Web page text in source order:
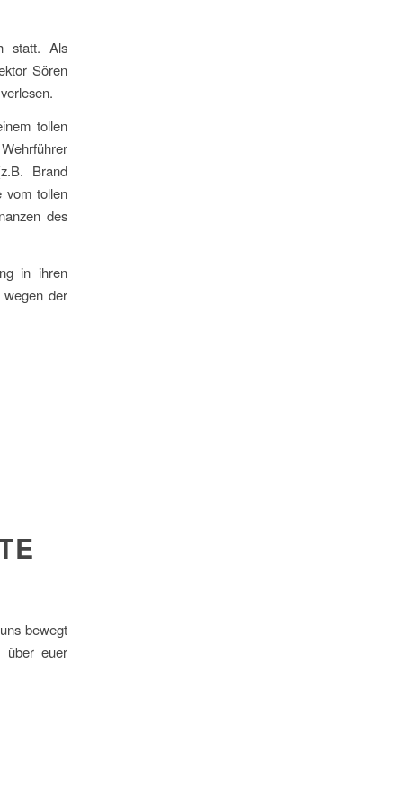
statt. Als
Sören
tollen
Brand
vom tollen
des
in ihren
wegen der
bewegt
über euer